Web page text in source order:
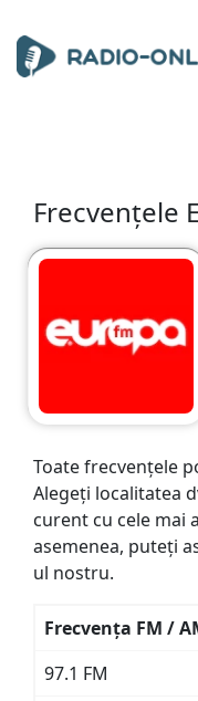
Frecvențele
Toate frecvențele
Alegeți localitatea
curent cu cele mai
asemenea, puteți
ul nostru.
Frecvența FM /
97.1 FM